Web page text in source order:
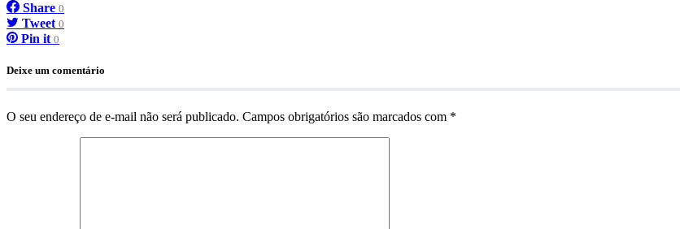
Share 0
Tweet 0
Pin it 0
Deixe um comentário
O seu endereço de e-mail não será publicado. Campos obrigatórios são marcados com *